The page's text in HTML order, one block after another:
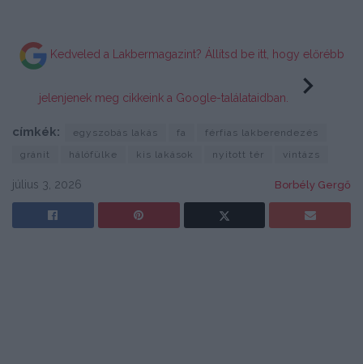
Kedveled a Lakbermagazint? Állítsd be itt, hogy előrébb
jelenjenek meg cikkeink a Google-találataidban.
címkék: egyszobás lakás fa
férfias lakberendezés
gránit
hálófülke kis lakások nyitott tér vintázs
július 3, 2026 Borbély Gergő